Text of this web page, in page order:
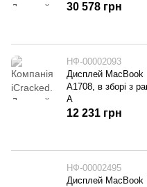
30 578 грн
НФ-00002093
Дисплей MacBook
A1708, в зборі з
A
12 231 грн
НФ-00002495
Дисплей MacBook